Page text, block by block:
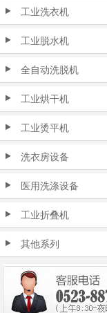
工业洗衣机
工业脱水机
全自动洗脱机
工业烘干机
工业烫平机
洗衣房设备
医用洗涤设备
工业折叠机
其他系列